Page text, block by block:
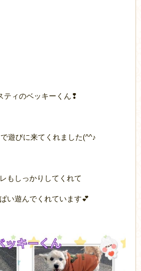
ティのベッキーくん❢
遊びに来てくれました(^^♪
もしっかりしてくれて
い遊んでくれています💕